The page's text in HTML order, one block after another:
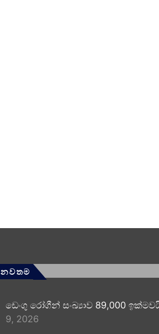
නවතම
ඩෙංගු රෝගීන් සංඛ්‍යාව 89,000
9, 2026